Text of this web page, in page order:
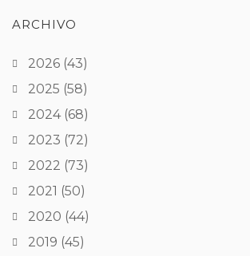
ARCHIVO
2026 (43)
2025 (58)
2024(68)
2023 (72)
2022 (73)
2021 (50)
2020 (44)
2019 (45)